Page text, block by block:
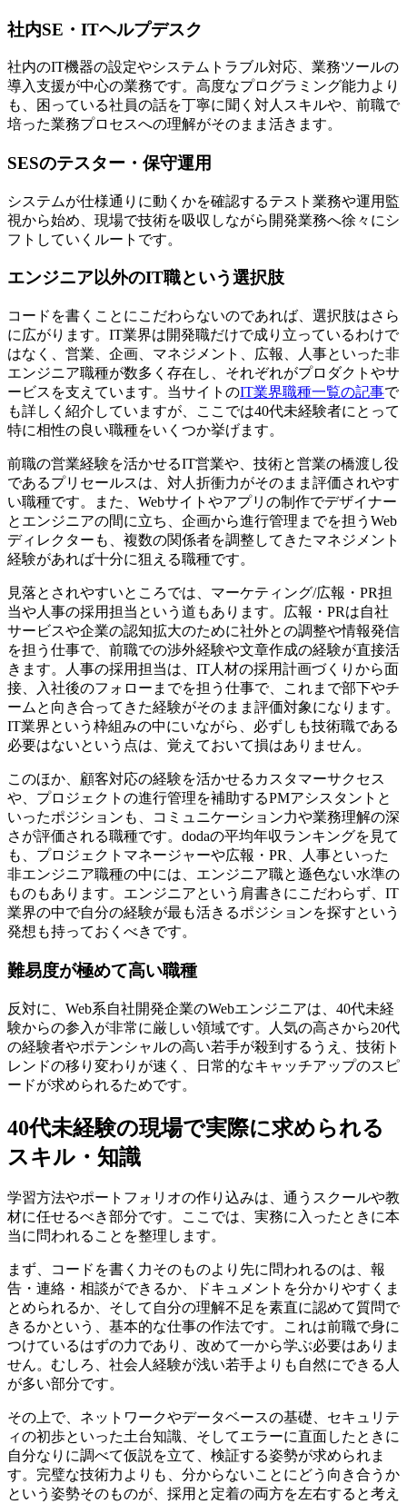
社内SE・ITヘルプデスク
社内のIT機器の設定やシステムトラブル対応、業務ツールの
導入支援が中心の業務です。高度なプログラミング能力より
も、困っている社員の話を丁寧に聞く対人スキルや、前職で
培った業務プロセスへの理解がそのまま活きます。
SESのテスター・保守運用
システムが仕様通りに動くかを確認するテスト業務や運用監
視から始め、現場で技術を吸収しながら開発業務へ徐々にシ
フトしていくルートです。
エンジニア以外のIT職という選択肢
コードを書くことにこだわらないのであれば、選択肢はさら
に広がります。IT業界は開発職だけで成り立っているわけで
はなく、営業、企画、マネジメント、広報、人事といった非
エンジニア職種が数多く存在し、それぞれがプロダクトやサ
ービスを支えています。当サイトのIT業界職種一覧の記事で
も詳しく紹介していますが、ここでは40代未経験者にとって
特に相性の良い職種をいくつか挙げます。
前職の営業経験を活かせるIT営業や、技術と営業の橋渡し役
であるプリセールスは、対人折衝力がそのまま評価されやす
い職種です。また、Webサイトやアプリの制作でデザイナー
とエンジニアの間に立ち、企画から進行管理までを担うWeb
ディレクターも、複数の関係者を調整してきたマネジメント
経験があれば十分に狙える職種です。
見落とされやすいところでは、マーケティング/広報・PR担
当や人事の採用担当という道もあります。広報・PRは自社
サービスや企業の認知拡大のために社外との調整や情報発信
を担う仕事で、前職での渉外経験や文章作成の経験が直接活
きます。人事の採用担当は、IT人材の採用計画づくりから面
接、入社後のフォローまでを担う仕事で、これまで部下やチ
ームと向き合ってきた経験がそのまま評価対象になります。
IT業界という枠組みの中にいながら、必ずしも技術職である
必要はないという点は、覚えておいて損はありません。
このほか、顧客対応の経験を活かせるカスタマーサクセス
や、プロジェクトの進行管理を補助するPMアシスタントと
いったポジションも、コミュニケーション力や業務理解の深
さが評価される職種です。dodaの平均年収ランキングを見て
も、プロジェクトマネージャーや広報・PR、人事といった
非エンジニア職種の中には、エンジニア職と遜色ない水準の
ものもあります。エンジニアという肩書きにこだわらず、IT
業界の中で自分の経験が最も活きるポジションを探すという
発想も持っておくべきです。
難易度が極めて高い職種
反対に、Web系自社開発企業のWebエンジニアは、40代未経
験からの参入が非常に厳しい領域です。人気の高さから20代
の経験者やポテンシャルの高い若手が殺到するうえ、技術ト
レンドの移り変わりが速く、日常的なキャッチアップのスピ
ードが求められるためです。
40代未経験の現場で実際に求められる
スキル・知識
学習方法やポートフォリオの作り込みは、通うスクールや教
材に任せるべき部分です。ここでは、実務に入ったときに本
当に問われることを整理します。
まず、コードを書く力そのものより先に問われるのは、報
告・連絡・相談ができるか、ドキュメントを分かりやすくま
とめられるか、そして自分の理解不足を素直に認めて質問で
きるかという、基本的な仕事の作法です。これは前職で身に
つけているはずの力であり、改めて一から学ぶ必要はありま
せん。むしろ、社会人経験が浅い若手よりも自然にできる人
が多い部分です。
その上で、ネットワークやデータベースの基礎、セキュリテ
ィの初歩といった土台知識、そしてエラーに直面したときに
自分なりに調べて仮説を立て、検証する姿勢が求められま
す。完璧な技術力よりも、分からないことにどう向き合うか
という姿勢そのものが、採用と定着の両方を左右すると考え